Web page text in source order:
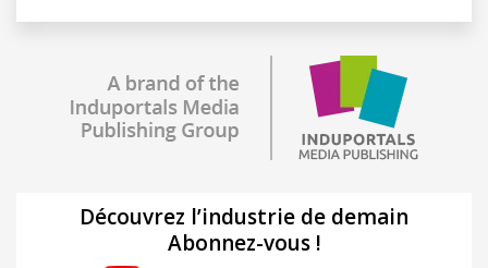
Découvrez l’industrie de demain
Abonnez-vous !